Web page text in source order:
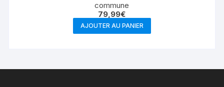
commune
79,99€
AJOUTER AU PANIER